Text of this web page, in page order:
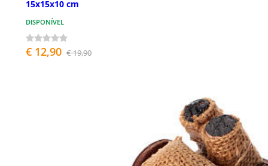
15x15x10 cm
DISPONÍVEL
€ 12,90 € 19,90